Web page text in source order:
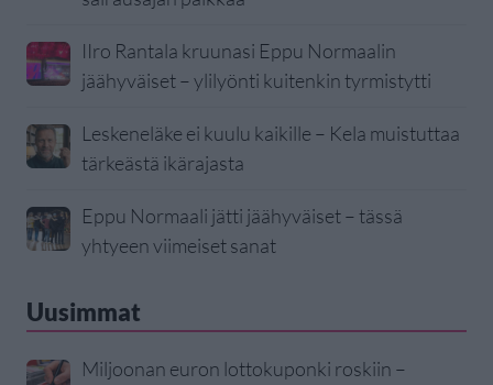
IIro Rantala kruunasi Eppu Normaalin
jäähyväiset – ylilyönti kuitenkin tyrmistytti
Leskeneläke ei kuulu kaikille – Kela muistuttaa
tärkeästä ikärajasta
Eppu Normaali jätti jäähyväiset – tässä
yhtyeen viimeiset sanat
Uusimmat
Miljoonan euron lottokuponki roskiin –